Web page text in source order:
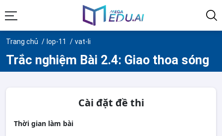
Trang chủ lop-11 vat-li
Trắc nghiệm Bài 2.4: Giao thoa sóng
Cài đặt đề thi
Thời gian làm bài